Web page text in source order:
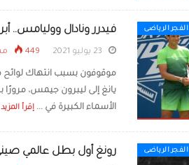
الفجر الرياضى فيدرر ونادال ووليامس..
449 مشاهدة
موقوفون بسبب انتهاك
يانغ إلى ليبرون جيمس، مرورًا
الأسماء الكبيرة في ... إقرأ المزيد
الفجر الرياضى رونغ أول بطل عالمي